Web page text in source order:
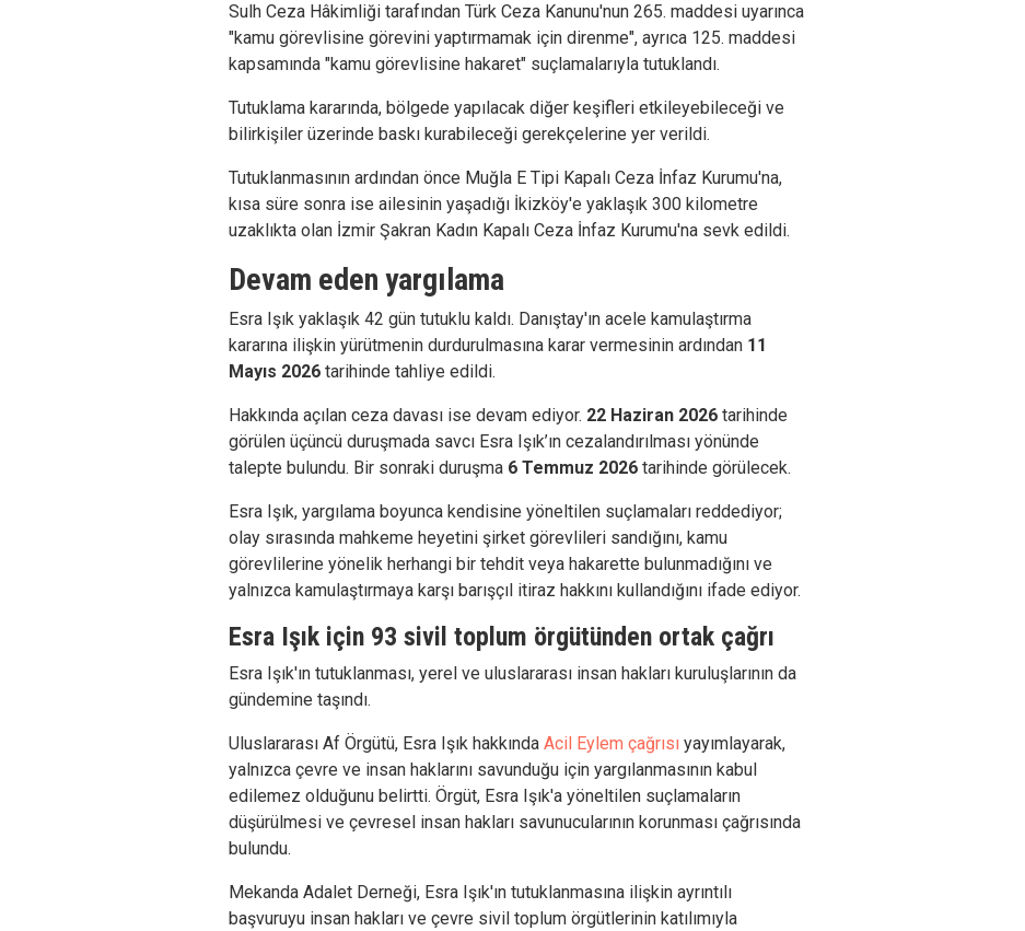
Sulh Ceza Hâkimliği tarafından Türk Ceza Kanunu'nun 265. maddesi uyarınca
"kamu görevlisine görevini yaptırmamak için direnme", ayrıca 125. maddesi
kapsamında "kamu görevlisine hakaret" suçlamalarıyla tutuklandı.
Tutuklama kararında, bölgede yapılacak diğer keşifleri etkileyebileceği ve
bilirkişiler üzerinde baskı kurabileceği gerekçelerine yer verildi.
Tutuklanmasının ardından önce Muğla E Tipi Kapalı Ceza İnfaz Kurumu'na,
kısa süre sonra ise ailesinin yaşadığı İkizköy'e yaklaşık 300 kilometre
uzaklıkta olan İzmir Şakran Kadın Kapalı Ceza İnfaz Kurumu'na sevk edildi.
Devam eden yargılama
Esra Işık yaklaşık 42 gün tutuklu kaldı. Danıştay'ın acele kamulaştırma
kararına ilişkin yürütmenin durdurulmasına karar vermesinin ardından 11
Mayıs 2026 tarihinde tahliye edildi.
Hakkında açılan ceza davası ise devam ediyor. 22 Haziran 2026 tarihinde
görülen üçüncü duruşmada savcı Esra Işık’ın cezalandırılması yönünde
talepte bulundu. Bir sonraki duruşma 6 Temmuz 2026 tarihinde görülecek.
Esra Işık, yargılama boyunca kendisine yöneltilen suçlamaları reddediyor;
olay sırasında mahkeme heyetini şirket görevlileri sandığını, kamu
görevlilerine yönelik herhangi bir tehdit veya hakarette bulunmadığını ve
yalnızca kamulaştırmaya karşı barışçıl itiraz hakkını kullandığını ifade ediyor.
Esra Işık için 93 sivil toplum örgütünden ortak çağrı
Esra Işık'ın tutuklanması, yerel ve uluslararası insan hakları kuruluşlarının da
gündemine taşındı.
Uluslararası Af Örgütü, Esra Işık hakkında Acil Eylem çağrısı yayımlayarak,
yalnızca çevre ve insan haklarını savunduğu için yargılanmasının kabul
edilemez olduğunu belirtti. Örgüt, Esra Işık'a yöneltilen suçlamaların
düşürülmesi ve çevresel insan hakları savunucularının korunması çağrısında
bulundu.
Mekanda Adalet Derneği, Esra Işık'ın tutuklanmasına ilişkin ayrıntılı
başvuruyu insan hakları ve çevre sivil toplum örgütlerinin katılımıyla